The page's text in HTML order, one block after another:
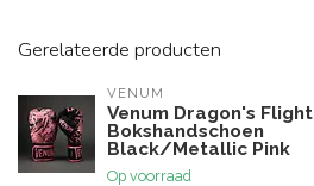
Gerelateerde producten
VENUM
Venum Dragon's Flight
Bokshandschoen
Black/Metallic Pink
Op voorraad